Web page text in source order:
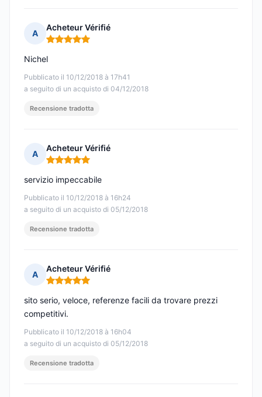
A
Acheteur Vérifié
Nota: 5 su 5
Pubblicato il 10/12/2018 à 17h41
a seguito di un acquisto di 04/12/2018
Nichel
Recensione tradotta
A
Acheteur Vérifié
Nota: 5 su 5
Pubblicato il 10/12/2018 à 16h24
a seguito di un acquisto di 05/12/2018
servizio impeccabile
Recensione tradotta
A
Acheteur Vérifié
Nota: 5 su 5
Pubblicato il 10/12/2018 à 16h04
a seguito di un acquisto di 05/12/2018
sito serio, veloce, referenze facili da trovare prezzi
competitivi.
Recensione tradotta